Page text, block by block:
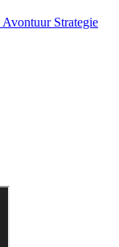
Avontuur Strategie